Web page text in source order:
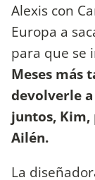
Alexis con
Europa a
para que se
Meses más
devolverle
juntos, Kim,
Ailén.
La